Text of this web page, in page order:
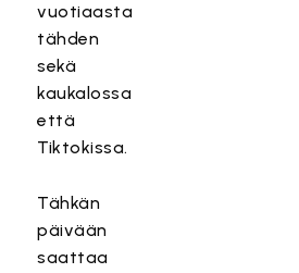
vuotiaasta
tähden
sekä
kaukalossa
että
Tiktokissa.
Tähkän
päivään
saattaa